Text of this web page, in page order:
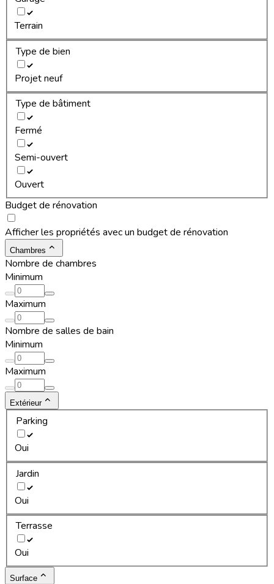
Terrain
Type de bien
Projet neuf
Type de bâtiment
Fermé
Semi-ouvert
Ouvert
Budget de rénovation
Afficher les propriétés avec un budget de rénovation
Chambres
Nombre de chambres
Minimum
Maximum
Nombre de salles de bain
Minimum
Maximum
Extérieur
Parking
Oui
Jardin
Oui
Terrasse
Oui
Surface